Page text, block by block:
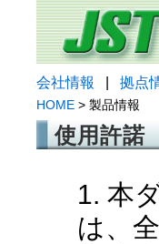
会社情報 拠点
HOME > 製品情報
使用許諾
1. 本
は、